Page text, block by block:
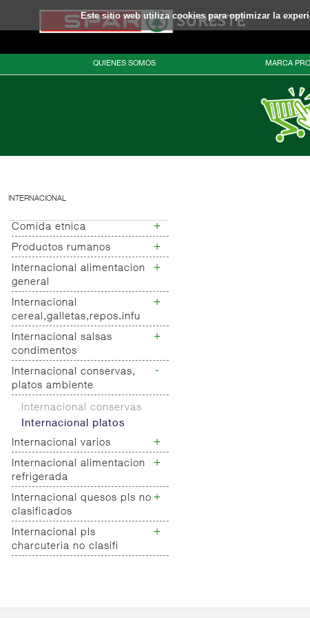
Este sitio web utiliza cookies para optimizar la
QUIENES SOMOS MARCA
INTERNACIONAL
Comida etnica +
Comida mejicana
Productos rumanos +
Productos rumanos
Internacional alimentacion
general
+
Internacional bebidas
refrescos aliment
Internacional
cereal,galletas,repos.infu
+
Internacional desayuno
galletas cereales
Internacional
reposteria/panaderia
Internacional infusiones
cafe
Internacional salsas
condimentos
+
Internacional salsas
Internacional
condimentos
Internacional conservas,
platos ambiente
-
Internacional conservas
Internacional platos
Internacional varios
+
Internacional varios
Internacional alimentacion
refrigerada
+
Alimentacion refrigerada
Internacional quesos pls no
clasificados
+
Internacional quesos pls
no clasificados
Internacional pls
charcuteria no clasifi
+